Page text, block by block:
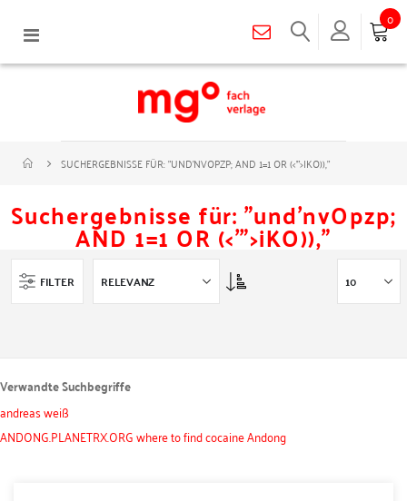
Navigation
0
SUCHERGEBNISSE FÜR: "UND'NVOPZP; AND 1=1 OR (<'">IKO)),"
Suchergebnisse für: "und'nvOpzp;
AND 1=1 OR (<'">iKO)),"
FILTER Asc
Verwandte Suchbegriffe
andreas weiß
ANDONG.PLANETRX.ORG where to find cocaine Andong